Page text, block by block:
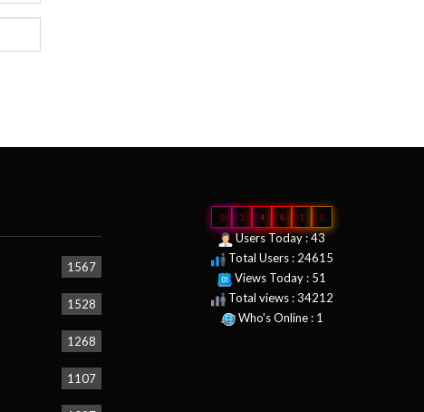
1567
1528
1268
1107
0 2 4 6 1 5
Users Today : 43
Total Users : 24615
Views Today : 51
Total views : 34212
Who's Online : 1